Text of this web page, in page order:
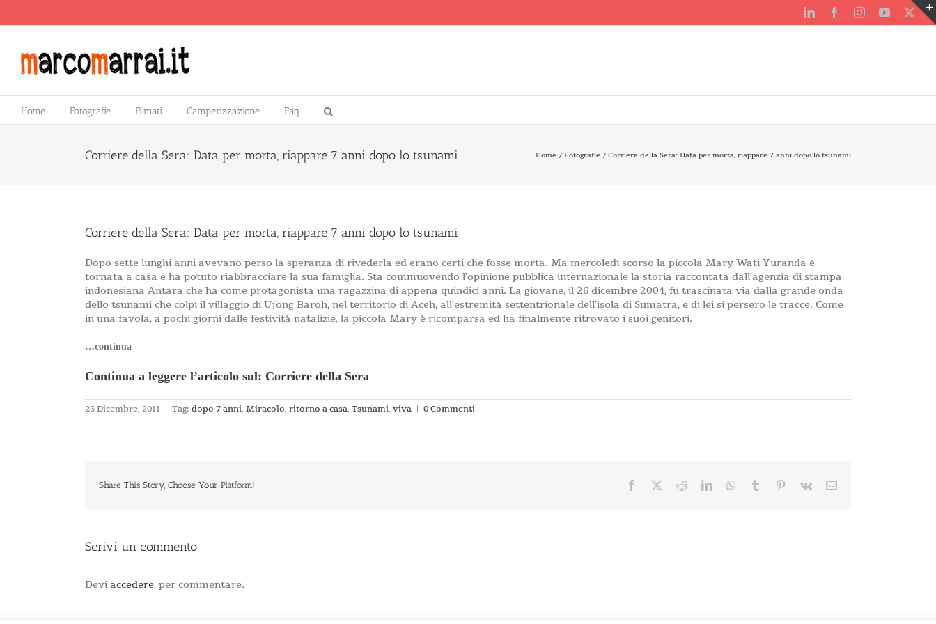
LinkedInFacebookInstagramYouTube
X
Home Fotografie Filmati Camperizzazione Faq
Corriere della Sera: Data per morta, riappare 7 anni dopo lo tsunami Home Fotografie Corriere della Sera: Data per morta, riappare 7 anni dopo lo tsunami
Corriere della Sera: Data per morta, riappare 7 anni dopo lo tsunami
Dopo sette lunghi anni avevano perso la speranza di rivederla ed erano certi che fosse morta. Ma mercoledì scorso la piccola Mary Wati Yuranda è
tornata a casa e ha potuto riabbracciare la sua famiglia. Sta commuovendo l’opinione pubblica internazionale la storia raccontata dall’agenzia di stampa
indonesiana Antara che ha come protagonista una ragazzina di appena quindici anni. La giovane, il 26 dicembre 2004, fu trascinata via dalla grande onda
dello tsunami che colpì il villaggio di Ujong Baroh, nel territorio di Aceh, all’estremità settentrionale dell’isola di Sumatra, e di lei si persero le tracce. Come
in una favola, a pochi giorni dalle festività natalizie, la piccola Mary è ricomparsa ed ha finalmente ritrovato i suoi genitori.
…continua
Continua a leggere l’articolo sul: Corriere della Sera
26 Dicembre, 2011 | Tag: dopo 7 anni, Miracolo, ritorno a casa, Tsunami, viva | 0 Commenti
Share This Story, Choose Your Platform! Facebook RedditLinkedInWhatsApp
Tumblr Pinterest
Vk Email
Scrivi un commento
Devi accedere, per commentare.